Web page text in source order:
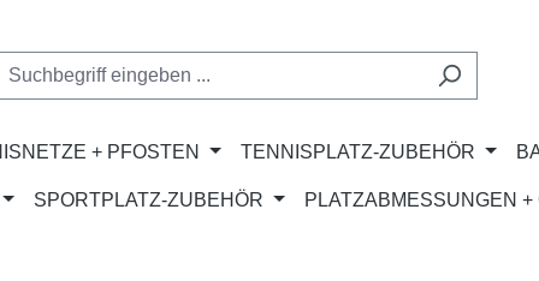
+ PFOSTEN TENNISPLATZ-ZUBEHÖR
SPORTPLATZ-ZUBEHÖR PLATZABMESSUNGEN